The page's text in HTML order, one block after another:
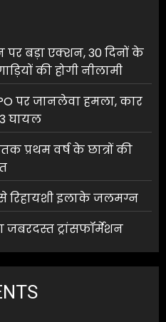
पर बड़ा एक्शन, 30 दिनों के
की होगी नीलामी
पर जानलेवा हमला, कार
घायल
प्रथम वर्ष के छात्रों की
रिहायशी इलाके जलमग्न
ट्रांसफॉर्मेशन